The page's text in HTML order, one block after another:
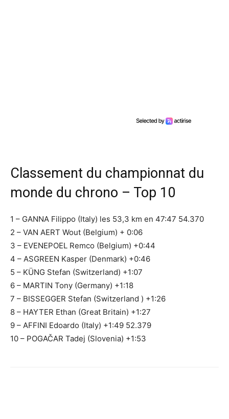
Classement du championnat du
monde du chrono – Top 10
1 – GANNA Filippo (Italy) les 53,3 km en 47:47 54.370
2 – VAN AERT Wout (Belgium) + 0:06
3 – EVENEPOEL Remco (Belgium) +0:44
4 – ASGREEN Kasper (Denmark) +0:46
5 – KÜNG Stefan (Switzerland) +1:07
6 – MARTIN Tony (Germany) +1:18
7 – BISSEGGER Stefan (Switzerland ) +1:26
8 – HAYTER Ethan (Great Britain) +1:27
9 – AFFINI Edoardo (Italy) +1:49 52.379
10 – POGAČAR Tadej (Slovenia) +1:53